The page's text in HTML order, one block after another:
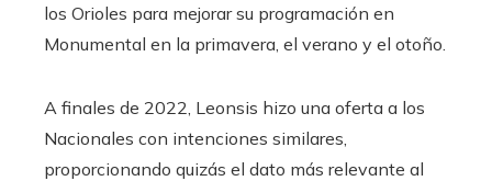
los Orioles para mejorar su programación en
Monumental en la primavera, el verano y el otoño.
A finales de 2022, Leonsis hizo una oferta a los
Nacionales con intenciones similares,
proporcionando quizás el dato más relevante al